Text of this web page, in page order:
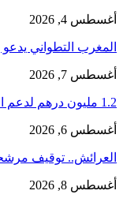
أغسطس 4, 2026
المغرب التطواني
أغسطس 7, 2026
1.2 مليون درهم لدعم الدورة الـ31 لمهرجان تطوان لسينما البحر…
أغسطس 6, 2026
العرائش.. توقيف
أغسطس 8, 2026